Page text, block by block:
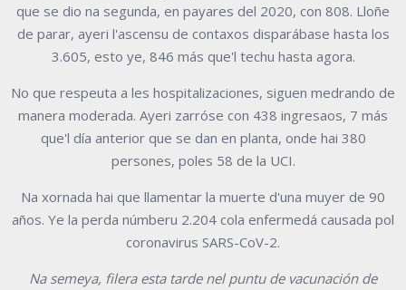
que se dio na segunda, en payares del 2020, con 808. Lloñe
de parar, ayeri l'ascensu de contaxos disparábase hasta los
3.605, esto ye, 846 más que'l techu hasta agora.
No que respeuta a les hospitalizaciones, siguen medrando de
manera moderada. Ayeri zarróse con 438 ingresaos, 7 más
que'l día anterior que se dan en planta, onde hai 380
persones, poles 58 de la UCI.
Na xornada hai que llamentar la muerte d'una muyer de 90
años. Ye la perda númberu 2.204 cola enfermedá causada pol
coronavirus SARS-CoV-2.
Na semeya, filera esta tarde nel puntu de vacunación de